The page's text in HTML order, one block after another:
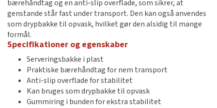
bærehåndtag og en anti-slip overflade, som sikrer, at
genstande står fast under transport. Den kan også anvendes
som drypbakke til opvask, hvilket gør den alsidig til mange
formål.
Specifikationer og egenskaber
Serveringsbakke i plast
Praktiske bærehåndtag for nem transport
Anti-slip overflade for stabilitet
Kan bruges som drypbakke til opvask
Gummiring i bunden for ekstra stabilitet